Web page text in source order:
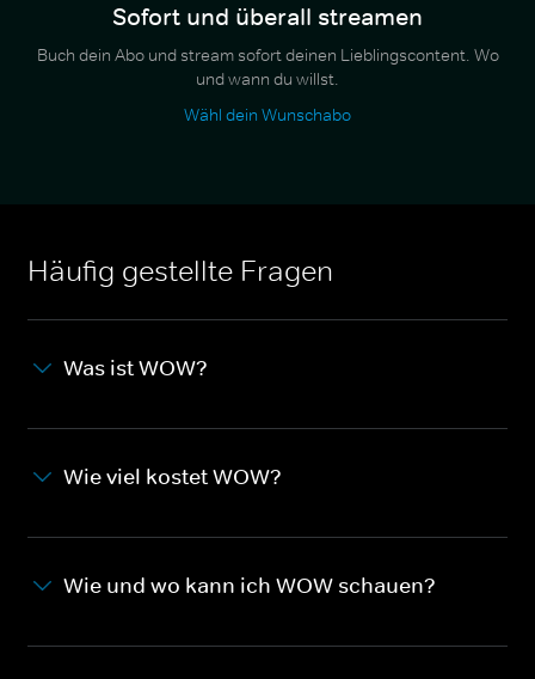
Sofort und überall streamen
Buch dein Abo und stream sofort deinen Lieblingscontent. Wo
und wann du willst.
Wähl dein Wunschabo
Häufig gestellte Fragen
Was ist WOW?
Wie viel kostet WOW?
Wie und wo kann ich WOW schauen?